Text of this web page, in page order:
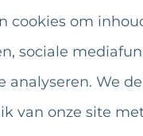
cookies om
sociale
analyseren. We
van onze site